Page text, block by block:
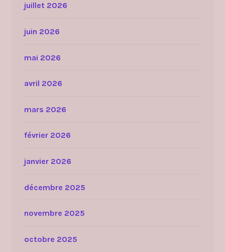
juillet 2026
juin 2026
mai 2026
avril 2026
mars 2026
février 2026
janvier 2026
décembre 2025
novembre 2025
octobre 2025